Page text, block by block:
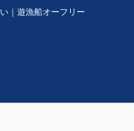
｜遊漁船オーフリー